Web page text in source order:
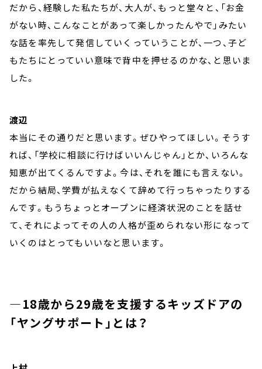
だから、経験した私たちが、大人が、もっと堂々と、「お金
がない時、こんなことがあって楽しかったんやで」みたい
な話を率先して発信していくっていうことが、一つ、子ど
もたちにとっていい意味で背中を押せるのかな、と思いま
した。
渡辺
本当にその通りだと思います。ぜひやってほしい。そうす
れば、「学校に相談に行けばいいんじゃん」とか、いろんな
知恵が出てくるんですよ。今は、それを誰にも言えない。
だから結局、学費が払えなくて辞めて行っちゃったりする
んです。もうちょっとオープンに経済状況のことを話せ
て、それによってその人の人格が歪められない形になって
いくのはとってもいいなと思います。
―18歳から29歳を支援するキッズドアの
「ヤングサポート」とは？